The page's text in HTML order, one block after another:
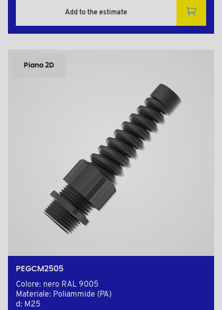
Add to the estimate
Piano 2D
PEGCM2505
Colore: nero RAL 9005
Materiale: Poliammide (PA)
d: M25